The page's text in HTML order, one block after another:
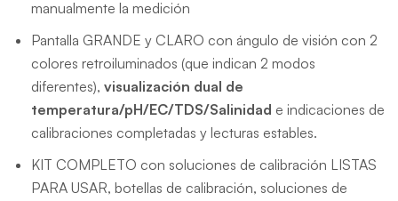
manualmente la medición
Pantalla GRANDE y CLARO con ángulo de visión con 2
colores retroiluminados (que indican 2 modos
diferentes), visualización dual de
temperatura/pH/EC/TDS/Salinidad e indicaciones de
calibraciones completadas y lecturas estables.
KIT COMPLETO con soluciones de calibración LISTAS
PARA USAR, botellas de calibración, soluciones de